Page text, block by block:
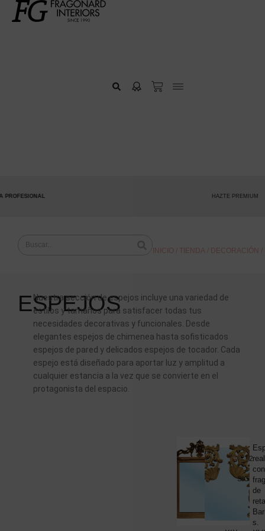
HAZTE PREMIUM
INICIO / TIENDA / DECORACIÓN /
ESPEJOS
Nuestra sección de espejos incluye una variedad de
estilos y tamaños para satisfacer todas tus
necesidades decorativas y funcionales. Desde
elegantes espejos de chimenea hasta sofisticados
espejos de pared y delicados espejos de tocador. Cada
espejo está diseñado para aportar luz y amplitud a
cualquier estancia a la vez que se convierte en el
protagonista del espacio.
Espejo
de
pared,
estilo
isabelino,
madera
dorada,
s.
con
de
s.
1 2
SIG